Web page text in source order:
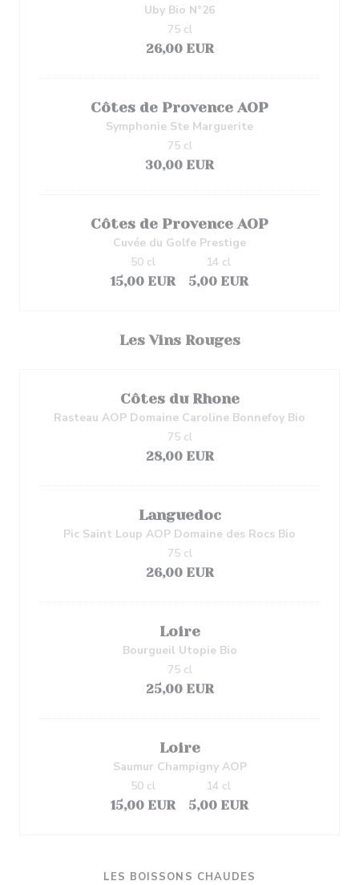
Uby Bio N°26
26,00 EUR
75 cl
Côtes de Provence AOP
Symphonie Ste Marguerite
30,00 EUR
75 cl
Côtes de Provence AOP
Cuvée du Golfe Prestige
15,00 EUR
50 cl
5,00 EUR
14 cl
Les Vins Rouges
Côtes du Rhone
Rasteau AOP Domaine Caroline Bonnefoy Bio
28,00 EUR
75 cl
Languedoc
Pic Saint Loup AOP Domaine des Rocs Bio
26,00 EUR
75 cl
Loire
Bourgueil Utopie Bio
25,00 EUR
75 cl
Loire
Saumur Champigny AOP
15,00 EUR
50 cl
5,00 EUR
14 cl
LES BOISSONS CHAUDES